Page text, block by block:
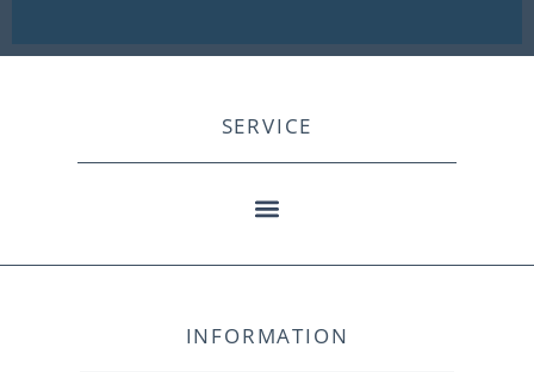
SERVICE
INFORMATION